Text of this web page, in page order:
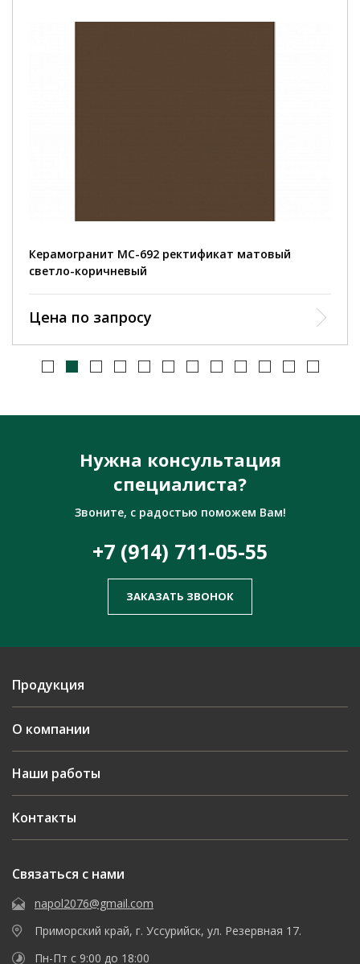
Керамогранит MC-692 ректификат матовый
светло-коричневый
Цена по запросу
Нужна консультация
специалиста?
Звоните, с радостью поможем Вам!
+7 (914) 711-05-55
ЗАКАЗАТЬ ЗВОНОК
Продукция
О компании
Наши работы
Контакты
Связаться с нами
napol2076@gmail.com
Приморский край, г. Уссурийск, ул. Резервная 17.
Пн-Пт с 9:00 до 18:00